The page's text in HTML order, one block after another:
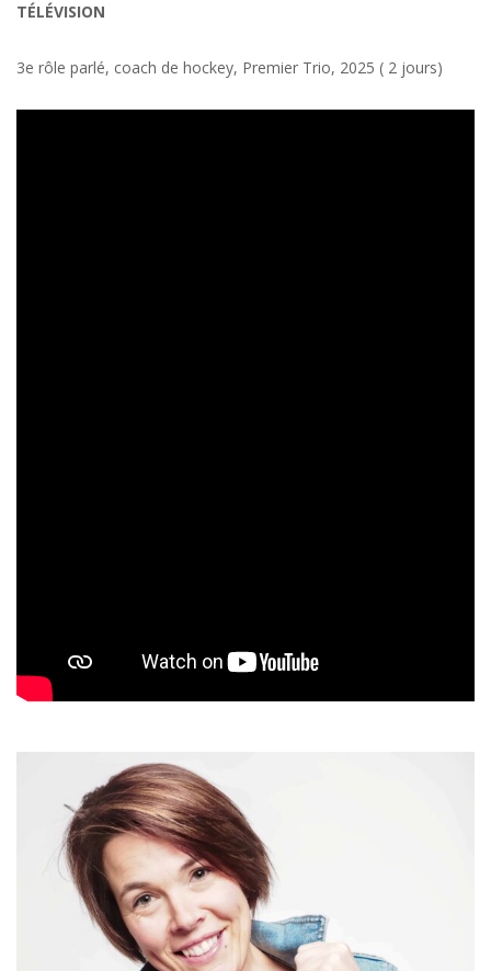
TÉLÉVISION
3e rôle parlé, coach de hockey, Premier Trio, 2025 ( 2 jours)